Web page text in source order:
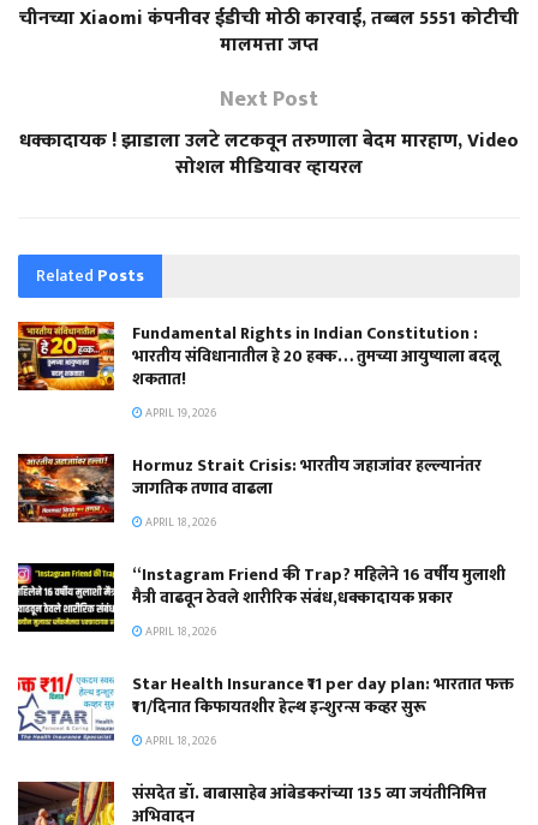
चीनच्या Xiaomi कंपनीवर ईडीची मोठी कारवाई, तब्बल 5551 कोटीची
मालमत्ता जप्त
Next Post
धक्कादायक ! झाडाला उलटे लटकवून तरुणाला बेदम मारहाण, Video
सोशल मीडियावर व्हायरल
Related Posts
Fundamental Rights in Indian Constitution :
भारतीय संविधानातील हे 20 हक्क… तुमच्या आयुष्याला बदलू
शकतात!
APRIL 19, 2026
Hormuz Strait Crisis: भारतीय जहाजांवर हल्ल्यानंतर
जागतिक तणाव वाढला
APRIL 18, 2026
“Instagram Friend की Trap? महिलेने 16 वर्षीय मुलाशी
मैत्री वाढवून ठेवले शारीरिक संबंध,धक्कादायक प्रकार
APRIL 18, 2026
Star Health Insurance ₹11 per day plan: भारतात फक्त
₹11/दिनात किफायतशीर हेल्थ इन्शुरन्स कव्हर सुरू
APRIL 18, 2026
संसदेत डॉ. बाबासाहेब आंबेडकरांच्या 135 व्या जयंतीनिमित्त
अभिवादन